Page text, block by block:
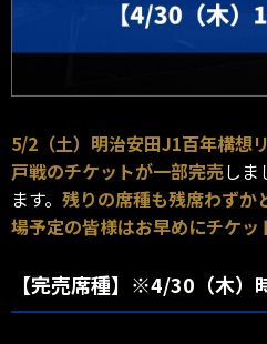
5/2（土）明治安田J1百年構想
戸戦のチケットが一部完売しま
ます。 残りの席種も残席わずか
場予定の皆様はお早めにチケッ
【完売席種】※4/30（木）